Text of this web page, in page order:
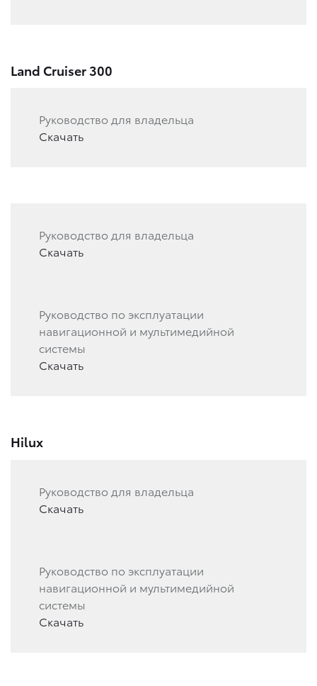
Land Cruiser 300
Руководство для владельца
Скачать
Руководство для владельца
Скачать
Руководство по эксплуатации
навигационной и мультимедийной
системы
Скачать
Hilux
Руководство для владельца
Скачать
Руководство по эксплуатации
навигационной и мультимедийной
системы
Скачать